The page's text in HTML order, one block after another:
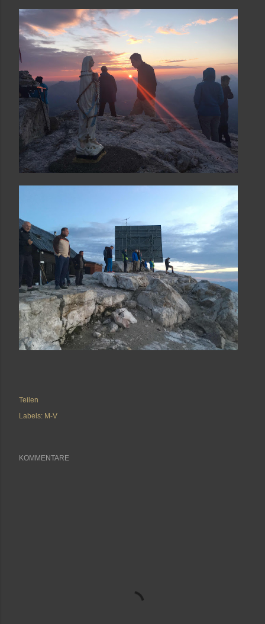
Teilen
Labels: M-V
KOMMENTARE